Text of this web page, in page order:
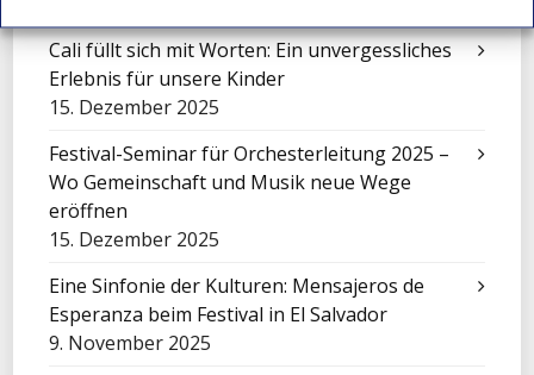
Cali füllt sich mit Worten: Ein unvergessliches
Erlebnis für unsere Kinder
15. Dezember 2025
Festival-Seminar für Orchesterleitung 2025 –
Wo Gemeinschaft und Musik neue Wege
eröffnen
15. Dezember 2025
Eine Sinfonie der Kulturen: Mensajeros de
Esperanza beim Festival in El Salvador
9. November 2025